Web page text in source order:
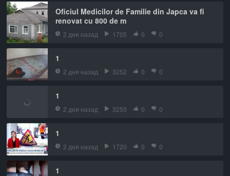
Oficiul Medicilor de Familie din Japca va fi
renovat cu 800 de m
2 дня назад 1705 0 0
1
2 дня назад 3252 0 0
1
2 дня назад 3250 0 0
1
2 дня назад 1720 0 0
1